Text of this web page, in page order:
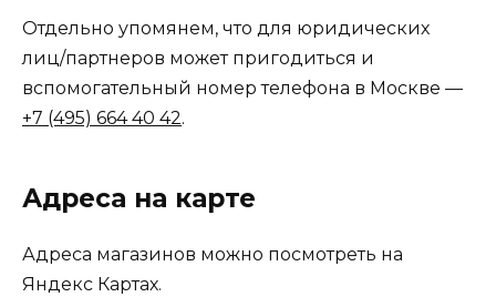
Отдельно упомянем, что для юридических
лиц/партнеров может пригодиться и
вспомогательный номер телефона в Москве —
+7 (495) 664 40 42.
Адреса на карте
Адреса магазинов можно посмотреть на
Яндекс Картах.